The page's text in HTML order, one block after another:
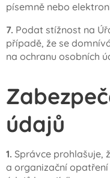
písemně nebo
7. Podat stížnost na
případě, že se
na ochranu osobních
údajů
1. Správce prohlašuje,
a organizační